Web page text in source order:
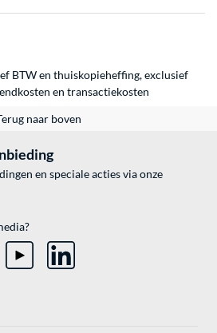
BTW en thuiskopieheffing, exclusief
en transactiekosten
naar boven
en speciale acties via onze